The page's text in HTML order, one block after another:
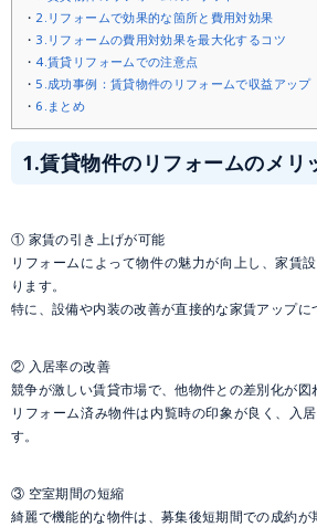
2.リフォームで効果的な箇所と費用対効果
3.リフォームの費用対効果を最大化するコツ
4.賃貸リフォームでの注意点
5.成功事例：賃貸物件のリフォームで収益アップ
6.まとめ
1.賃貸物件のリフォームのメリ
① 家賃の引き上げが可能
リフォームによって物件の魅力が向上し、家賃
ります。
特に、設備や内装の改善が直接的な家賃アップに
② 入居率の改善
競争が激しい賃貸市場で、他物件との差別化が図
リフォーム済み物件は内覧時の印象が良く、入
す。
③ 空室期間の短縮
綺麗で機能的な物件は、募集後短期間での成約が